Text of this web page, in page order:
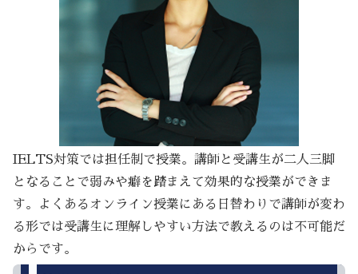
IELTS対策では担任制で授業。講師と受講生が二人三脚
となることで弱みや癖を踏まえて効果的な授業ができま
す。よくあるオンライン授業にある日替わりで講師が変わ
る形では受講生に理解しやすい方法で教えるのは不可能だ
からです。